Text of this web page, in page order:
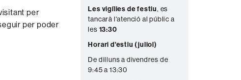
per
per poder
Les vigílies de festiu, es
tancarà l'atenció al públic a
les 13:30
Horari d'estiu (juliol)
De dilluns a divendres de
9:45 a 13:30